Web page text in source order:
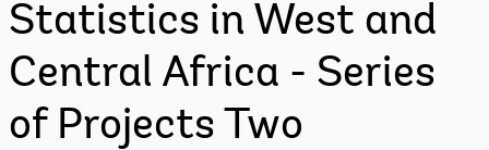
Statistics in West and
Central Africa - Series
of Projects Two